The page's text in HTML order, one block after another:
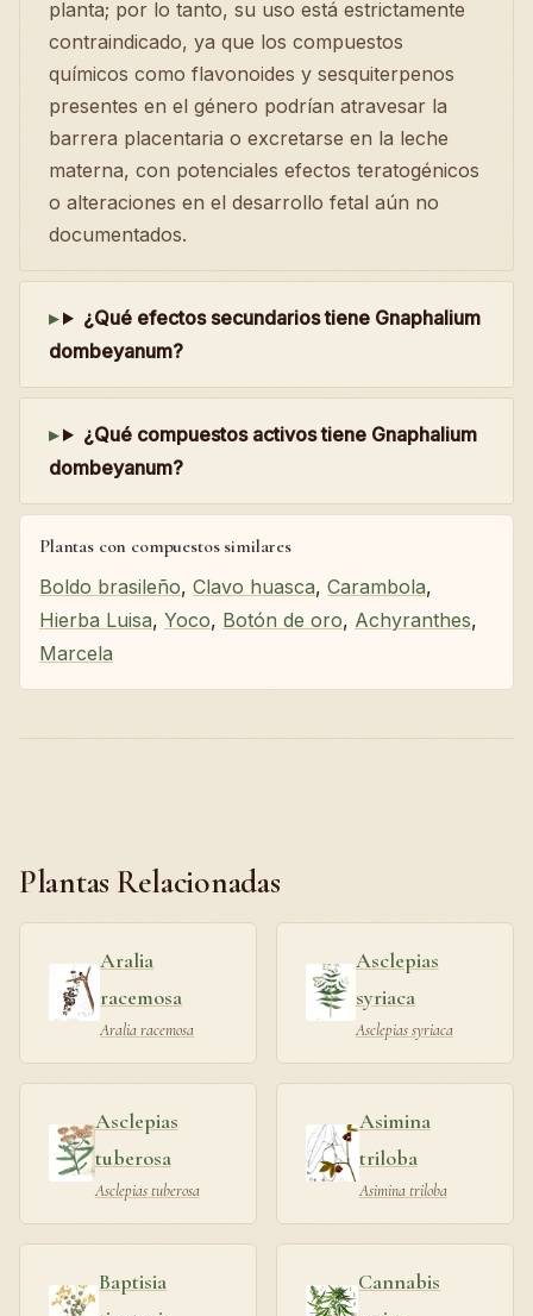
planta; por lo tanto, su uso está estrictamente
contraindicado, ya que los compuestos
químicos como flavonoides y sesquiterpenos
presentes en el género podrían atravesar la
barrera placentaria o excretarse en la leche
materna, con potenciales efectos teratogénicos
o alteraciones en el desarrollo fetal aún no
documentados.
¿Qué efectos secundarios tiene Gnaphalium
dombeyanum?
¿Qué compuestos activos tiene Gnaphalium
dombeyanum?
Plantas con compuestos similares
Boldo brasileño, Clavo huasca, Carambola,
Hierba Luisa, Yoco, Botón de oro, Achyranthes,
Marcela
Plantas Relacionadas
Aralia
racemosa
Aralia racemosa
Asclepias
syriaca
Asclepias syriaca
Asclepias
tuberosa
Asclepias tuberosa
Asimina
triloba
Asimina triloba
Baptisia
Cannabis